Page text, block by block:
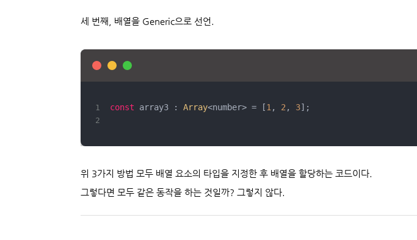
세 번째, 배열을 Generic으로 선언.
const array3 : Array<number> = [1 , 2 , 3];
위 3가지 방법 모두 배열 요소의 타입을 지정한 후 배열을 할당하는 코드이다.
그렇다면 모두 같은 동작을 하는 것일까? 그렇지 않다.